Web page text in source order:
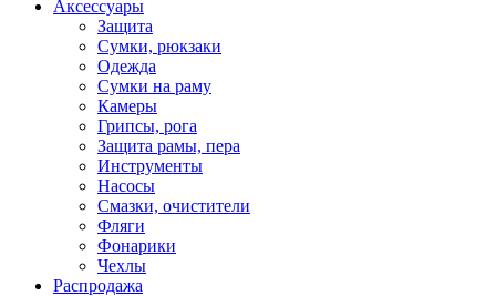
Аксессуары
Защита
Сумки, рюкзаки
Одежда
Сумки на раму
Камеры
Грипсы, рога
Защита рамы, пера
Инструменты
Насосы
Смазки, очистители
Фляги
Фонарики
Чехлы
Распродажа